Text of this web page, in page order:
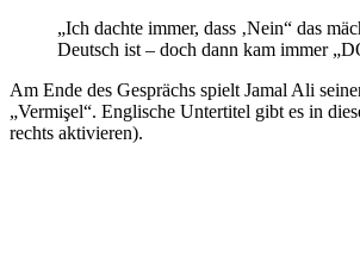
„Ich dachte immer, dass ‚Nein“ das
Deutsch ist – doch dann kam immer
Am Ende des Gesprächs spielt Jamal Ali
„Vermişel“. Englische Untertitel gibt es in
rechts aktivieren).